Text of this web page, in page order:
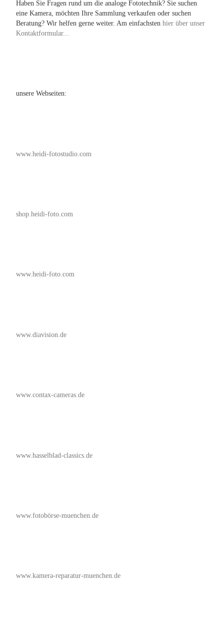
Haben Sie Fragen rund um die analoge Fototechnik? Sie suchen
eine Kamera, möchten Ihre Sammlung verkaufen oder suchen
Beratung? Wir helfen gerne weiter. Am einfachsten hier über unser
Kontaktformular...
unsere Webseiten:
www.heidi-fotostudio.com
shop.heidi-foto.com
www.heidi-foto.com
www.diavision.de
www.contax-cameras.de
www.hasselblad-classics.de
www.fotobörse-muenchen.de
www.kamera-reparatur-muenchen.de